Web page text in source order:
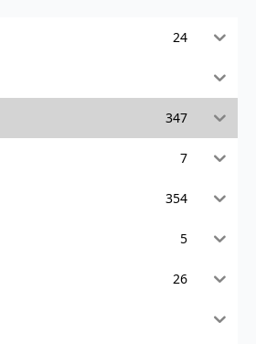
24
347
7
354
5
26